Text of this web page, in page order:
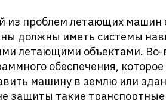
из проблем летающих машин
должны иметь системы
летающими объектами.
обеспечения,
машину в землю или
защиты такие